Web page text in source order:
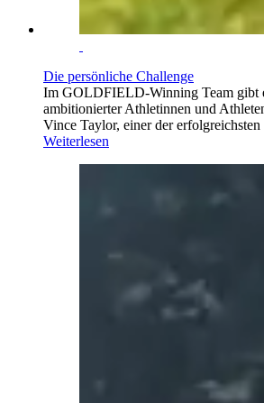
Die persönliche Challenge
Im GOLDFIELD-Winning Team gibt
ambitionierter Athletinnen und
Vince Taylor, einer der
Weiterlesen